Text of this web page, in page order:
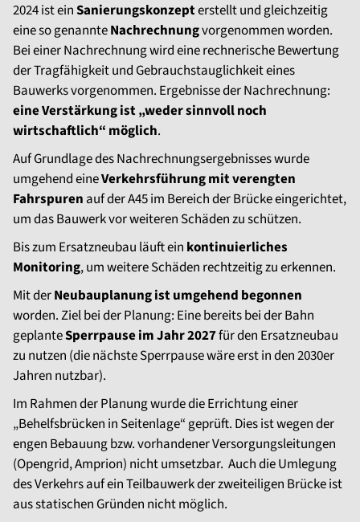
2024 ist einSanierungskonzepterstellt und gleichzeitig
eine so genannteNachrechnungvorgenommen worden.
Bei einer Nachrechnung wird eine rechnerische Bewertung
der Tragfähigkeit und Gebrauchstauglichkeit eines
Bauwerks vorgenommen. Ergebnisse der Nachrechnung:
eine Verstärkung ist „weder sinnvoll noch
wirtschaftlich“ möglich.
Auf Grundlage des Nachrechnungsergebnisses wurde
umgehend eineVerkehrsführung mit verengten
Fahrspuren auf der A45 im Bereich der Brücke eingerichtet,
um das Bauwerk vor weiteren Schäden zu schützen.
Bis zum Ersatzneubau läuft ein kontinuierliches
Monitoring, um weitere Schäden rechtzeitig zu erkennen.
Mit derNeubauplanung ist umgehend begonnen
worden. Ziel bei der Planung: Eine bereits bei der Bahn
geplanteSperrpause im Jahr 2027für den Ersatzneubau
zu nutzen (die nächste Sperrpause wäre erst in den 2030er
Jahren nutzbar).
Im Rahmen der Planung wurde die Errichtung einer
„Behelfsbrücken in Seitenlage“ geprüft. Dies ist wegen der
engen Bebauung bzw. vorhandener Versorgungsleitungen
(Opengrid, Amprion) nicht umsetzbar. Auch die Umlegung
des Verkehrs auf ein Teilbauwerk der zweiteiligen Brücke ist
aus statischen Gründen nicht möglich.